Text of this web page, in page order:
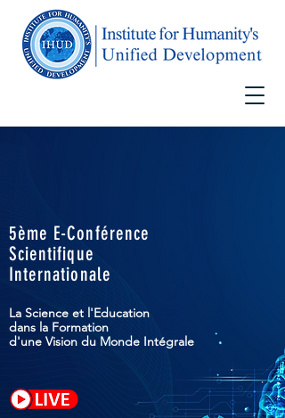
5ème E-Conférence
Scientifique
Internationale
La Science et l'Education
dans la Formation
d'une Vision du Monde Intégrale